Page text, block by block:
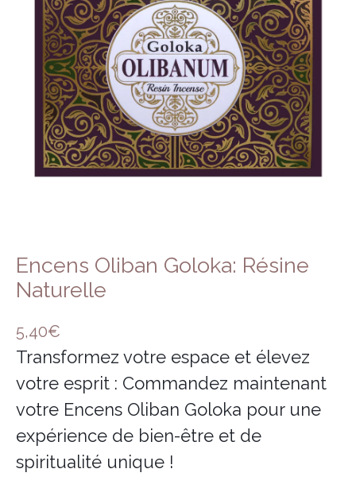
Encens Oliban Goloka: Résine
Naturelle
5,40€
Transformez votre espace et élevez
votre esprit : Commandez maintenant
votre Encens Oliban Goloka pour une
expérience de bien-être et de
spiritualité unique !
Encens en résine
Encens Bâtonnets
Encens en cônes
Encens herbes séchées
Bois sacré